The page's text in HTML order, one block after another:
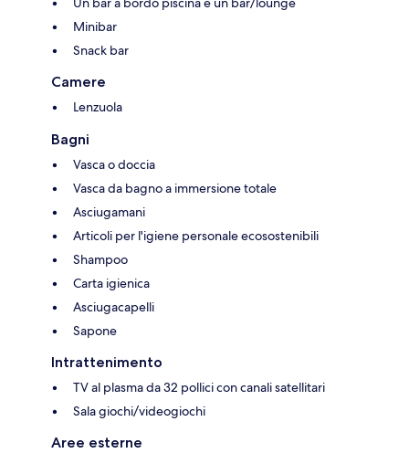
Minibar
Snack bar
Camere
Lenzuola
Bagni
Vasca o doccia
Vasca da bagno a immersione totale
Asciugamani
Articoli per l'igiene personale ecosostenibili
Shampoo
Carta igienica
Asciugacapelli
Sapone
Intrattenimento
TV al plasma da 32 pollici con canali satellitari
Sala giochi/videogiochi
Aree esterne